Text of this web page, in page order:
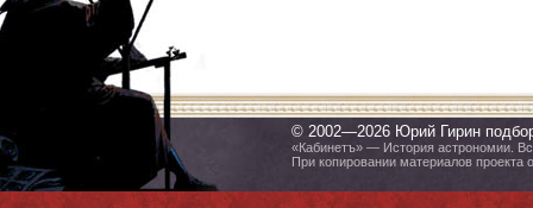
© 2002—2026 Юрий Гирин
«Кабинетъ» — История астрономии.
При копировании материалов проекта